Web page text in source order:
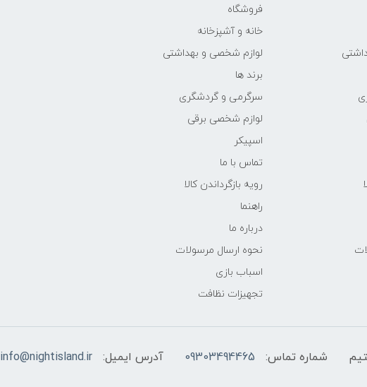
فروشگاه
خانه و آشپزخانه
لوازم شخصی و بهداشتی
برند ها
سرگرمی و گردشگری
لوازم شخصی برقی
اسپیکر
تماس با ما
رویه بازگرداندن کالا
راهنما
درباره ما
نحوه ارسال مرسولات
اسباب بازی
تجهیزات نظافت
شماره تماس: 09303494465 آدرس ایمیل: info@nightisland.ir